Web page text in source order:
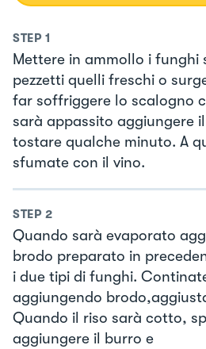
STEP 1
Mettere in ammollo i funghi
pezzetti quelli freschi o
far soffriggere lo scalogno
sarà appassito aggiungere
tostare qualche minuto. A
sfumate con il vino.
STEP 2
Quando sarà evaporato
brodo preparato in
i due tipi di funghi.
aggiungendo
Quando il riso sarà cotto,
aggiungere il burro e